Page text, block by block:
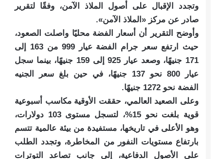
وتجدد الإقبال على أصول الملاذ الآمن، وفقًا لتقرير
صادر عن مركز «الملاذ الآمن».
وأوضح التقرير أن أسعار الفضة محليًا واصلت الصعود،
حيث ارتفع سعر جرام الفضة عيار 999 من 163 إلى
171 جنيهًا، وصعد عيار 925 إلى 159 جنيهًا، بينما سجل
عيار 800 نحو 137 جنيهًا، في حين بلغ سعر الجنيه
الفضة نحو 1272 جنيهًا.
وعلى الصعيد العالمي، حققت الأوقية مكاسب أسبوعية
قوية بلغت نحو 15%، لتسجل مستوى 103 دولارات،
وهو الأعلى في تاريخها، مستفيدة من بيئة عالمية تتسم
بارتفاع مستويات النفور من المخاطرة، وتجدد الطلب
على الأصول الدفاعية، إلى جانب تصاعد التوترات